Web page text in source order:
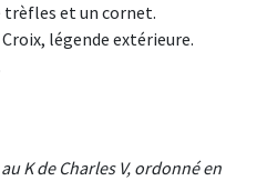
trèfles et un cornet.
Croix, légende extérieure.
K de Charles V, ordonné en